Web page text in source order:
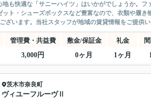
も快適な「サニーハイツ」はいかがでしょうか。
ト・シューズボックスなど豊富なので、衣類や履
ざいます。当社スタッフが地域の賃貸情報をご提供
管理費・共益費 敷金/保証金 礼金
3,000円 0ヶ月 1ヶ月
茨木市奈良町
ヴィユーフルーヴⅡ